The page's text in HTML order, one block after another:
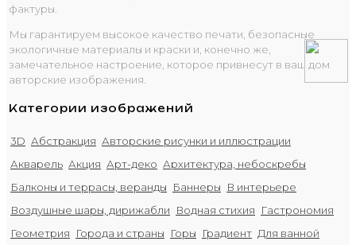
фактуры.
Мы гарантируем высокое качество печати, безопасные
экологичные материалы и краски и, конечно же,
замечательное настроение, которое привнесут в ваш дом
авторские изображения.
Категории изображений
3D Абстракция Авторские рисунки и иллюстрации
Акварель Акция Арт-деко Архитектура, небоскребы
Балконы и террасы, веранды
Баннеры
В интерьере
Воздушные шары, дирижабли
Водная стихия
Гастрономия
Геометрия
Города и страны Горы Градиент Для ванной